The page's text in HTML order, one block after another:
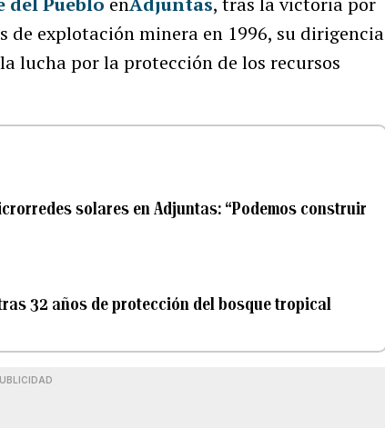
explotación minera en 1996, su dirigencia
lucha por la protección de los recursos
solares en Adjuntas: “Podemos construir
32 años de protección del bosque tropical